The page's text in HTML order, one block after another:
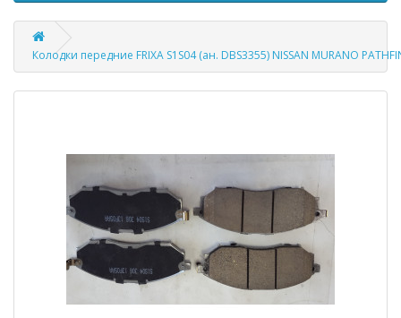
Колодки передние FRIXA S1S04 (ан. DBS3355) NISSAN MURANO